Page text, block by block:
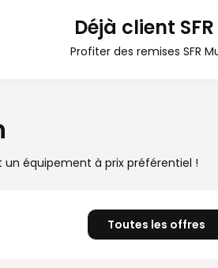
Déjà client SFR
Profiter des remises SFR
équipement à prix préférentiel !
Toutes les offres